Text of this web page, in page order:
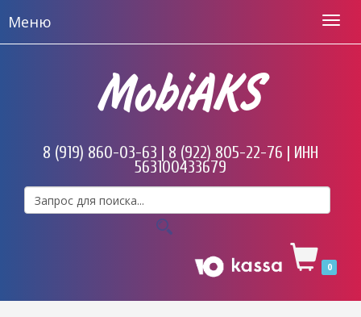
Меню
MobiAKS
8 (919) 860-03-63 | 8 (922) 805-22-76 | ИНН
563100433679
0